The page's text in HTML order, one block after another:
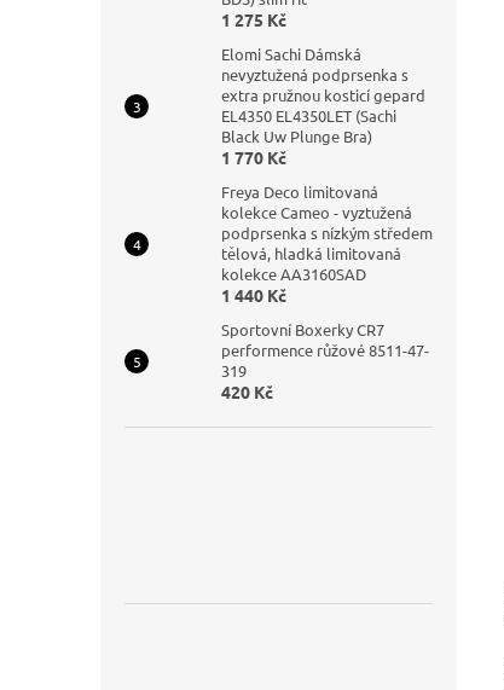
1 275 Kč
Elomi Sachi Dámská
nevyztužená podprsenka s
extra pružnou kosticí gepard
EL4350 EL4350LET (Sachi
Black Uw Plunge Bra)
1 770 Kč
Freya Deco limitovaná
kolekce Cameo - vyztužená
podprsenka s nízkým středem
tělová, hladká limitovaná
kolekce AA3160SAD
1 440 Kč
Sportovní Boxerky CR7
performence růžové 8511-47-
319
420 Kč